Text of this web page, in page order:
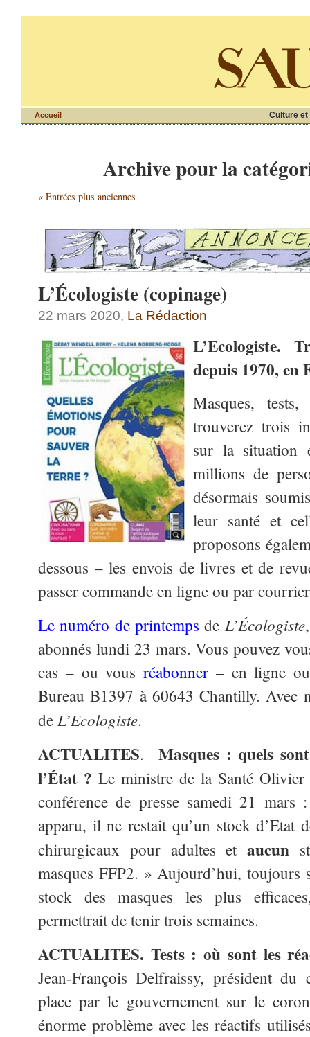
Culture et
Accueil
Archive pour la
« Entrées plus anciennes
L’Écologiste (copinage)
22 mars 2020, La Rédaction
L’Ecologiste.
depuis 1970, en
Masques,
trouverez trois
sur la situation
millions de
désormais
leur santé et
proposons
dessous – les envois de livres et de
passer commande en ligne ou par
Le numéro de printemps de L’Écologiste
abonnés lundi 23 mars. Vous pouvez
cas – ou vousréabonner – en ligne
Bureau B1397 à 60643 Chantilly. Avec
de L’Ecologiste.
ACTUALITES.
Masques : quels
l’État ? Le ministre de la Santé
conférence de presse samedi 21
apparu, il ne restait qu’un stock d’Etat
chirurgicaux pour adultes et aucun
masques FFP2. » Aujourd’hui, toujours
stock des masques les plus
permettrait de tenir trois semaines.
ACTUALITES. Tests : où sont les
Jean-François Delfraissy, président
place par le gouvernement sur le
énorme problème avec les réactifs